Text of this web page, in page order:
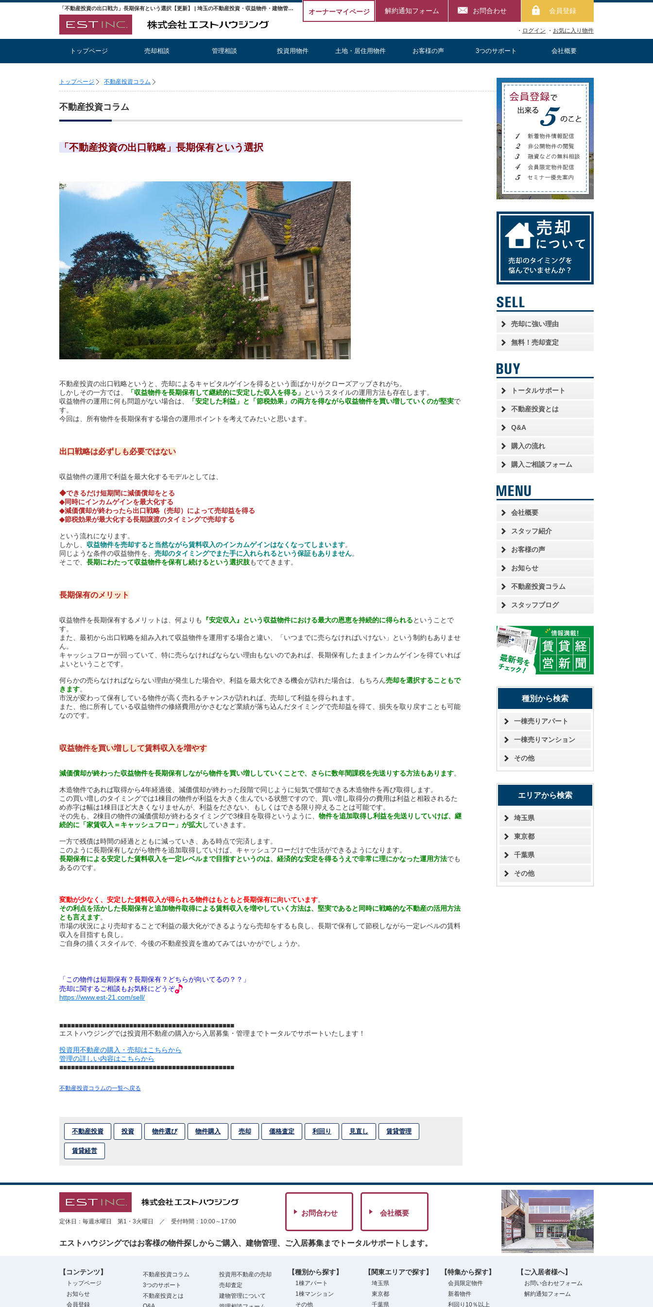
「不動産投資の出口戦力」長期保有という選択【更新】 | 埼玉の不動産投資・収益物件・建物管理｜株式会社エストハウジング オーナーマイページ 解約通知フォーム お問合わせ 会員登録
・ ログイン ・ お気に入り物件
トップページ 売却相談 管理相談 投資用物件 土地・居住用物件 お客様の声 3つのサポート 会社概要
トップページ 不動産投資コラム
不動産投資コラム
「不動産投資の出口戦略」長期保有という選択
不動産投資の出口戦略というと、売却によるキャピタルゲインを得るという面ばかりがクローズアップされがち。
しかしその一方では、
「収益物件を長期保有して継続的に安定した収入を得る」 というスタイルの運用方法も存在します。
収益物件の運用に何も問題がない場合は、
「安定した利益」と「節税効果」の両方を得ながら収益物件を買い増していくのが堅実で
す。
今回は、所有物件を長期保有する場合の運用ポイントを考えてみたいと思います。
出口戦略は必ずしも必要ではない
収益物件の運用で利益を最大化するモデルとしては、
◆できるだけ短期間に減価償却をとる
◆同時にインカムゲインを最大化する
◆減価償却が終わったら出口戦略（売却）によって売却益を得る
◆節税効果が最大化する長期譲渡のタイミングで売却する
という流れになります。
しかし、 収益物件を売却すると当然ながら賃料収入のインカムゲインはなくなってしまいます。
同じような条件の収益物件を、 売却のタイミングでまた手に入れられるという保証もありません。
そこで、 長期にわたって収益物件を保有し続けるという選択肢もでてきます。
長期保有のメリット
収益物件を長期保有するメリットは、何よりも 『安定収入』という収益物件における最大の恩恵を持続的に得られるということで
す。
また、最初から出口戦略を組み入れて収益物件を運用する場合と違い、「いつまでに売らなければいけない」という制約もありませ
ん。
キャッシュフローが回っていて、特に売らなければならない理由もないのであれば、長期保有したままインカムゲインを得ていれば
よいということです。
何らかの売らなければならない理由が発生した場合や、利益を最大化できる機会が訪れた場合は、もちろん売却を選択することもで
きます。
市況が変わって保有している物件が高く売れるチャンスが訪れれば、売却して利益を得られます。
また、他に所有している収益物件の修繕費用がかさむなど業績が落ち込んだタイミングで売却益を得て、損失を取り戻すことも可能
なのです。
収益物件を買い増しして賃料収入を増やす
減価償却が終わった収益物件を長期保有しながら物件を買い増ししていくことで、さらに数年間課税を先送りする方法もあります。
木造物件であれば取得から4年経過後、減価償却が終わった段階で同じように短気で償却できる木造物件を再び取得します。
この買い増しのタイミングでは1棟目の物件が利益を大きく生んでいる状態ですので、買い増し取得分の費用は利益と相殺されるた
め赤字は幅は1棟目ほど大きくなりませんが、利益をださない、もしくはできる限り抑えることは可能です。
その先も、2棟目の物件の減価償却が終わるタイミングで3棟目を取得というように、 物件を追加取得し利益を先送りしていけば、継
続的に「家賃収入＝キャッシュフロー」が拡大していきます。
一方で残債は時間の経過とともに減っていき、ある時点で完済します。
このように長期保有しながら物件を追加取得していけば、キャッシュフローだけで生活ができるようになります。
長期保有による安定した賃料収入を一定レベルまで目指すというのは、経済的な安定を得るうえで非常に理にかなった運用方法でも
あるのです。
変動が少なく、安定した賃料収入が得られる物件はもともと長期保有に向いています。
その利点を活かした長期保有と追加物件取得による賃料収入を増やしていく方法は、堅実であると同時に戦略的な不動産の活用方法
とも言えます。
市場の状況により売却することで利益の最大化ができるようなら売却をするも良し、長期で保有して節税しながら一定レベルの賃料
収入を目指すも良し。
ご自身の描くスタイルで、今後の不動産投資を進めてみてはいかがでしょうか。
「この物件は短期保有？長期保有？どちらが向いてるの？？」
売却に関するご相談もお気軽にどうぞ
https://www.est-21.com/sell/
■■■■■■■■■■■■■■■■■■■■■■■■■■■■■■■■■■■■■■■■■■■■■
エストハウジングでは投資用不動産の購入から入居募集・管理までトータルでサポートいたします！
投資用不動産の購入・売却はこちらから
管理の詳しい内容はこちらから
■■■■■■■■■■■■■■■■■■■■■■■■■■■■■■■■■■■■​​​​​​​■■■■​​​​​​​■■■■■
不動産投資コラムの一覧へ戻る
不動産投資 投資 物件選び 物件購入 売却 価格査定 利回り 見直し 賃貸管理
賃貸経営
売却に強い理由
無料！売却査定
トータルサポート
不動産投資とは
Q&A
購入の流れ
購入ご相談フォーム
会社概要
スタッフ紹介
お客様の声
お知らせ
不動産投資コラム
スタッフブログ
種別から検索
一棟売りアパート
一棟売りマンション
その他
エリアから検索
埼玉県
東京都
千葉県
その他
定休日：毎週水曜日 第1・3火曜日 ／ 受付時間：10:00～17:00
お問合わせ 会社概要
エストハウジングではお客様の物件探しからご購入、建物管理、ご入居募集までトータルサポートします。
【コンテンツ】
トップページ
お知らせ
会員登録
不動産投資コラム
3つのサポート
不動産投資とは
投資用不動産の売却
売却査定
建物管理について
【種別から探す】
1棟アパート
1棟マンション
その他
【関東エリアで探す】
埼玉県
東京都
千葉県
【特集から探す】
会員限定物件
新着物件
利回り10％以上
【ご入居者様へ】
お問い合わせフォーム
解約通知フォーム